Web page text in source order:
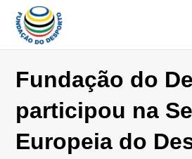
Fundação do
participou na
Europeia do